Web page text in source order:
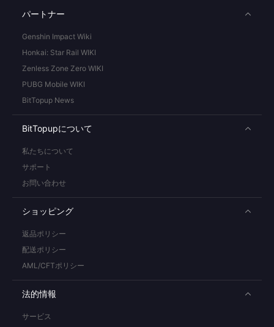
パートナー
Genshin Impact Wiki
Honkai: Star Rail WIKI
Zenless Zone Zero WIKI
PUBG Mobile WIKI
BitTopup News
BitTopupについて
私たちについて
サポート
お問い合わせ
ショッピング
返品ポリシー
配送ポリシー
AML/CFTポリシー
法的情報
サービス